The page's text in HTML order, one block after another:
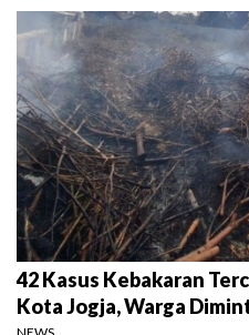
42 Kasus Kebakaran
Kota Jogja, Warga